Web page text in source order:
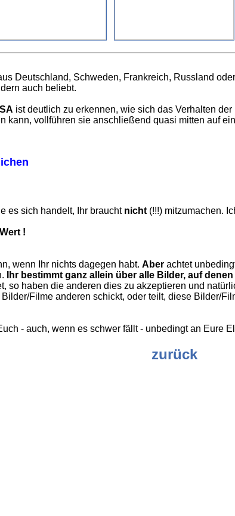
Deutschland, Schweden, Frankreich, Russland
auch beliebt.
ist deutlich zu erkennen, wie sich das Verhalten
kann, vollführen sie anschließend quasi mitten auf
es sich handelt, Ihr braucht nicht (!!!) mitzumachen.
!
wenn Ihr nichts dagegen habt. Aber achtet
Ihr bestimmt ganz allein über alle Bilder, auf
so haben die anderen dies zu akzeptieren und
Filme anderen schickt, oder teilt, diese Bilder/
- auch, wenn es schwer fällt - unbedingt an Eure
zurück